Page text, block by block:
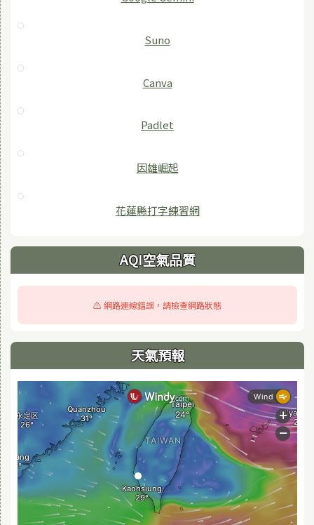
Suno
Canva
Padlet
因雄崛起
花蓮縣打字練習網
AQI空氣品質
⚠️ 網路連線錯誤，請檢查網路狀態
天氣預報